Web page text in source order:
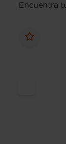
Encuentra